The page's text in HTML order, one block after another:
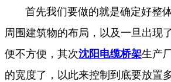
首先我们要做的就是确定好整
周围建筑物的布局，以及一旦出现
便不方便，其次沈阳电缆桥架生产
的宽度了，以此来控制到底要放置